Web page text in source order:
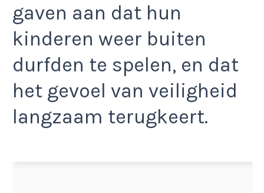
gaven aan dat hun
kinderen weer buiten
durfden te spelen, en dat
het gevoel van veiligheid
langzaam terugkeert.